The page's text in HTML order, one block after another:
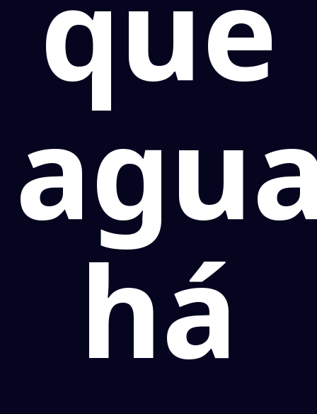
há